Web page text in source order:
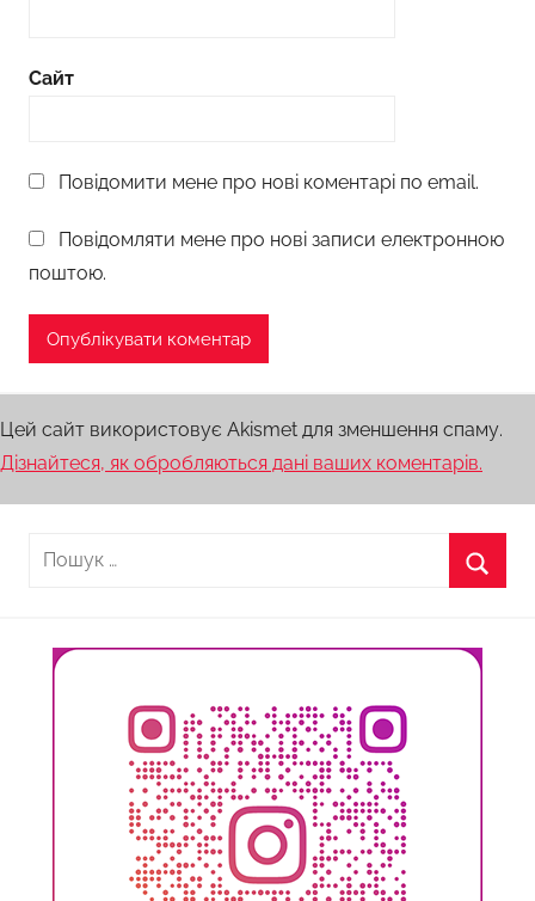
Сайт
Повідомити мене про нові коментарі по email.
Повідомляти мене про нові записи електронною
поштою.
Цей сайт використовує Akismet для зменшення спаму.
Дізнайтеся, як обробляються дані ваших коментарів.
Пошук: